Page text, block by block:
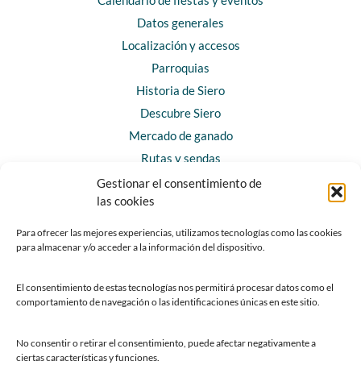
Gestionar el consentimiento de
las cookies
Para ofrecer las mejores experiencias, utilizamos tecnologías como las cookies
para almacenar y/o acceder a la información del dispositivo.
El consentimiento de estas tecnologías nos permitirá procesar datos como el
comportamiento de navegación o las identificaciones únicas en este sitio.
No consentir o retirar el consentimiento, puede afectar negativamente a
ciertas características y funciones.
Datos generales
Localización y accesos
Parroquias
Historia de Siero
Descubre Siero
Mercado de ganado
Rutas y sendas
Horarios y contacto
Teléfonos de interés
Chatbot Siero
SEDES ELECTRÓNICAS
Sede del Ayuntamiento de Siero